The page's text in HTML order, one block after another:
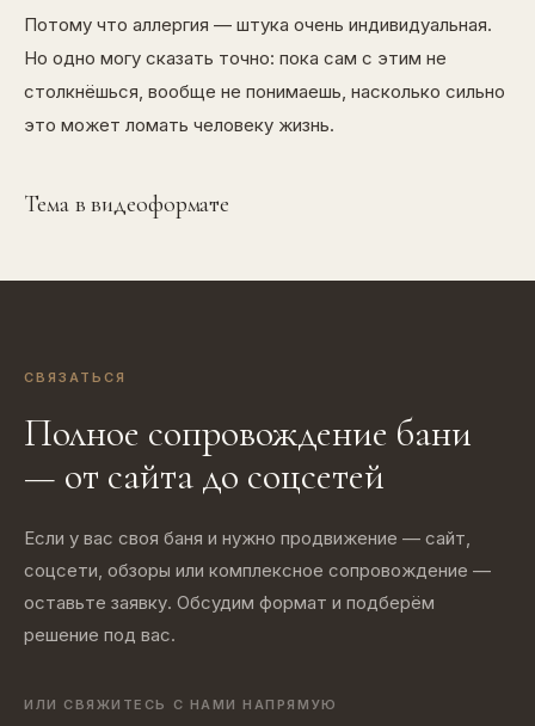
Потому что аллергия — штука очень индивидуальная.
Но одно могу сказать точно: пока сам с этим не
столкнёшься, вообще не понимаешь, насколько сильно
это может ломать человеку жизнь.
Тема в видеоформате
СВЯЗАТЬСЯ
Полное сопровождение бани
— от сайта до соцсетей
Если у вас своя баня и нужно продвижение — сайт,
соцсети, обзоры или комплексное сопровождение —
оставьте заявку. Обсудим формат и подберём
решение под вас.
ИЛИ СВЯЖИТЕСЬ С НАМИ НАПРЯМУЮ